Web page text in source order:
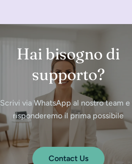
Hai bisogno di
supporto?
Scrivi via WhatsApp al nostro team e
risponderemo il prima possibile
Contact Us